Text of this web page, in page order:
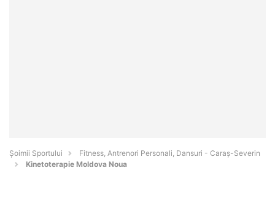
Șoimii Sportului
Fitness, Antrenori Personali, Dansuri - Caraş-Severin
Kinetoterapie Moldova Noua